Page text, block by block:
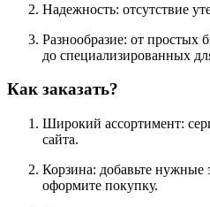
Надежность: отсутствие
Разнообразие: от простых
до специализированных
Как заказать?
Широкий ассортимент:
сайта.
Корзина: добавьте нужные
оформите покупку.